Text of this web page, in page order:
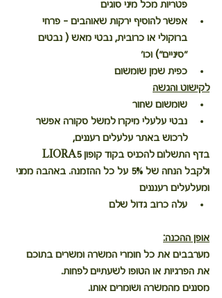
פטריות מכל מיני סוגים
אפשר להוסיף ירקות שאוהבים - פרחי
ברוקולי או כרובית, נבטי מאש ( נבטים
"סיניים") וכו'
כפית שמן שומשום
לקישוט והגשה
שומשום שחור
נבטי עלעלי מיקרו למשל סקורה אפשר
לרכוש באתר עלעלים רעננים,
ולקבל הנחה של 5% על כל ההזמנה. באהבה ממני
ומעלעלים רענננים
עלה כרוב גדול שלם
אופן ההכנה:
מערבבים את כל חומרי המשרה ומשרים בתוכם
את הפרגיות או הטופו לשעתיים לפחות.
מסננים מהמשרה ושומרים אותו.